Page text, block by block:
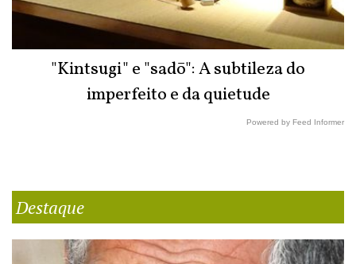
"Kintsugi" e "sadō": A subtileza do
imperfeito e da quietude
Powered by Feed Informer
Destaque